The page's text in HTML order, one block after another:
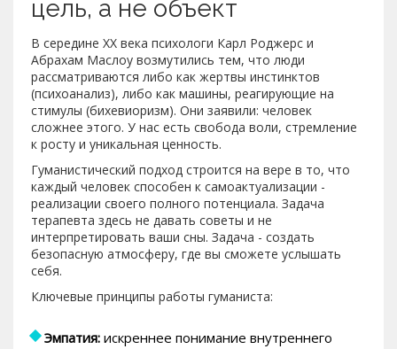
цель, а не объект
В середине XX века психологи Карл Роджерс и
Абрахам Маслоу возмутились тем, что люди
рассматриваются либо как жертвы инстинктов
(психоанализ), либо как машины, реагирующие на
стимулы (бихевиоризм). Они заявили: человек
сложнее этого. У нас есть свобода воли, стремление
к росту и уникальная ценность.
Гуманистический подход строится на вере в то, что
каждый человек способен к самоактуализации -
реализации своего полного потенциала. Задача
терапевта здесь не давать советы и не
интерпретировать ваши сны. Задача - создать
безопасную атмосферу, где вы сможете услышать
себя.
Ключевые принципы работы гуманиста:
Эмпатия: искреннее понимание внутреннего